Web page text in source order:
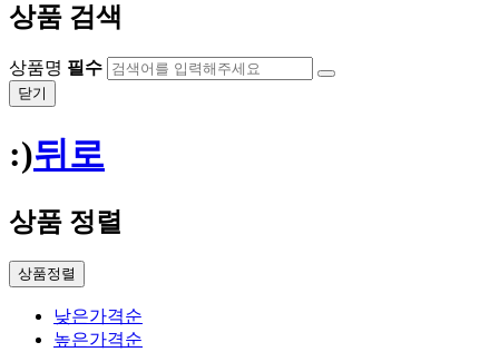
상품 검색
상품명 필수
닫기
:)뒤로
상품 정렬
상품정렬
낮은가격순
높은가격순